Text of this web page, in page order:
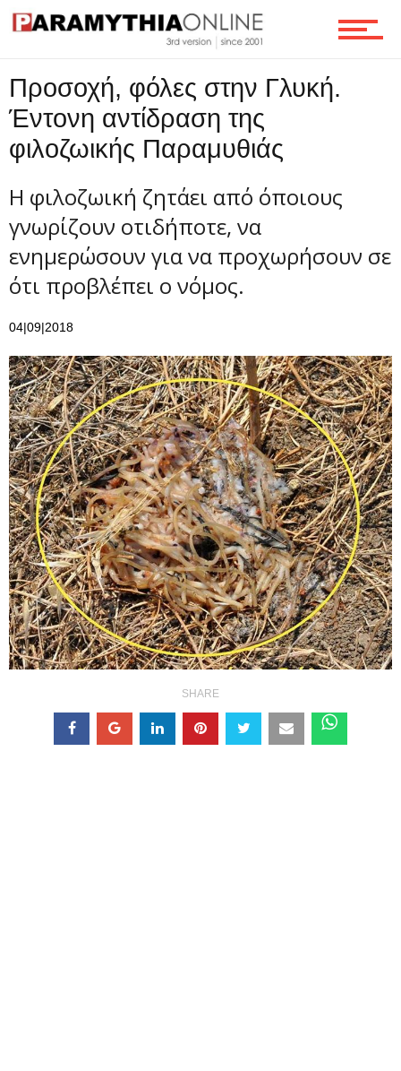
Επικοινωνία
Προσοχή, φόλες στην Γλυκή.
Έντονη αντίδραση της
φιλοζωικής Παραμυθιάς
H φιλοζωική ζητάει από όποιους
γνωρίζουν οτιδήποτε, να
ενημερώσουν για να προχωρήσουν σε
ότι προβλέπει ο νόμος.
04|09|2018
SHARE